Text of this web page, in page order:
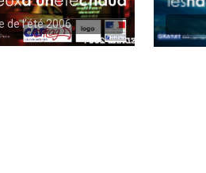
de l'été 2006